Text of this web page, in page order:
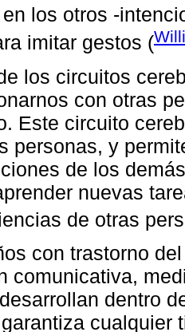
los otros -
imitar gestos (
los circuitos
con otras
Este circuito
personas, y
de los
nuevas
de otras
con trastorno
comunicativa,
dentro
cualquier